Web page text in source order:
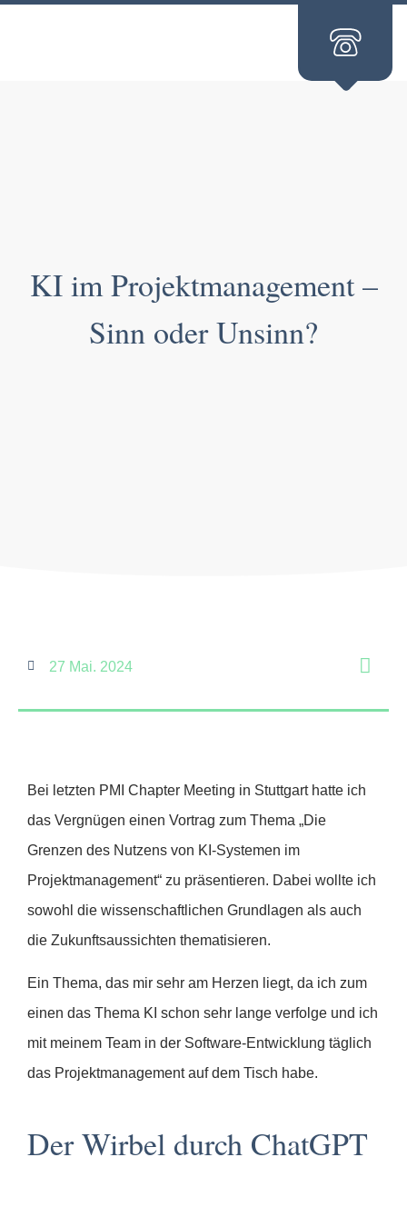
KI im Projektmanagement –
Sinn oder Unsinn?
27 Mai. 2024
Bei letzten PMI Chapter Meeting in Stuttgart hatte ich
das Vergnügen einen Vortrag zum Thema „Die
Grenzen des Nutzens von KI-Systemen im
Projektmanagement“ zu präsentieren. Dabei wollte ich
sowohl die wissenschaftlichen Grundlagen als auch
die Zukunftsaussichten thematisieren.
Ein Thema, das mir sehr am Herzen liegt, da ich zum
einen das Thema KI schon sehr lange verfolge und ich
mit meinem Team in der Software-Entwicklung täglich
das Projektmanagement auf dem Tisch habe.
Der Wirbel durch ChatGPT